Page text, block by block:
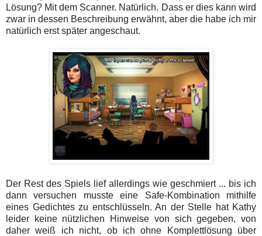
Lösung? Mit dem Scanner. Natürlich. Dass er dies kann wird
zwar in dessen Beschreibung erwähnt, aber die habe ich mir
natürlich erst später angeschaut.
Der Rest des Spiels lief allerdings wie geschmiert ... bis ich
dann versuchen musste eine Safe-Kombination mithilfe
eines Gedichtes zu entschlüsseln. An der Stelle hat Kathy
leider keine nützlichen Hinweise von sich gegeben, von
daher weiß ich nicht, ob ich ohne Komplettlösung über